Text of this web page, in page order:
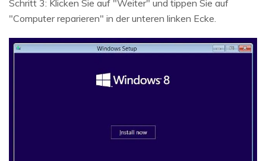
Schritt 3: Klicken Sie auf "Weiter" und tippen Sie auf
"Computer reparieren" in der unteren linken Ecke.